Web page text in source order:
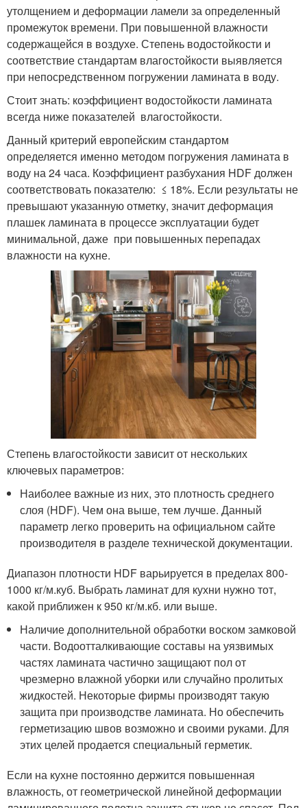
утолщением и деформации ламели за определенный
промежуток времени. При повышенной влажности
содержащейся в воздухе. Степень водостойкости и
соответствие стандартам влагостойкости выявляется
при непосредственном погружении ламината в воду.
Стоит знать: коэффициент водостойкости ламината
всегда ниже показателей влагостойкости.
Данный критерий европейским стандартом
определяется именно методом погружения ламината в
воду на 24 часа. Коэффициент разбухания HDF должен
соответствовать показателю: ≤ 18%. Если результаты не
превышают указанную отметку, значит деформация
плашек ламината в процессе эксплуатации будет
минимальной, даже при повышенных перепадах
влажности на кухне.
Степень влагостойкости зависит от нескольких
ключевых параметров:
Наиболее важные из них, это плотность среднего
слоя (HDF). Чем она выше, тем лучше. Данный
параметр легко проверить на официальном сайте
производителя в разделе технической документации.
Диапазон плотности HDF варьируется в пределах 800-
1000 кг/м.куб. Выбрать ламинат для кухни нужно тот,
какой приближен к 950 кг/м.кб. или выше.
Наличие дополнительной обработки воском замковой
части. Водоотталкивающие составы на уязвимых
частях ламината частично защищают пол от
чрезмерно влажной уборки или случайно пролитых
жидкостей. Некоторые фирмы производят такую
защита при производстве ламината. Но обеспечить
герметизацию швов возможно и своими руками. Для
этих целей продается специальный герметик.
Если на кухне постоянно держится повышенная
влажность, от геометрической линейной деформации